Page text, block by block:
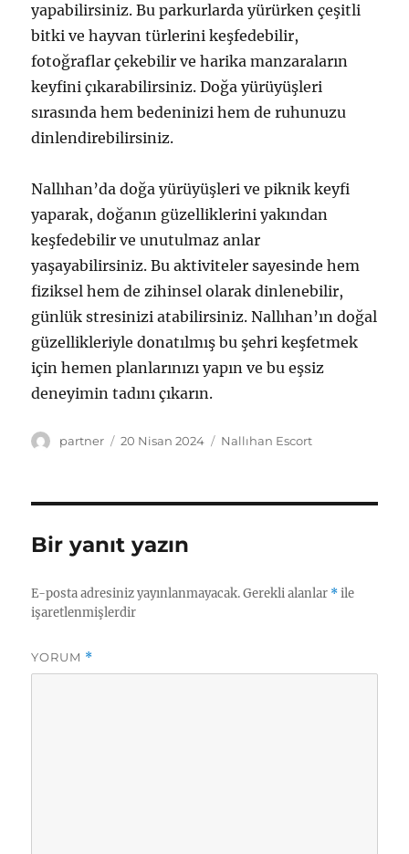
yapabilirsiniz. Bu parkurlarda yürürken çeşitli
bitki ve hayvan türlerini keşfedebilir,
fotoğraflar çekebilir ve harika manzaraların
keyfini çıkarabilirsiniz. Doğa yürüyüşleri
sırasında hem bedeninizi hem de ruhunuzu
dinlendirebilirsiniz.
Nallıhan’da doğa yürüyüşleri ve piknik keyfi
yaparak, doğanın güzelliklerini yakından
keşfedebilir ve unutulmaz anlar
yaşayabilirsiniz. Bu aktiviteler sayesinde hem
fiziksel hem de zihinsel olarak dinlenebilir,
günlük stresinizi atabilirsiniz. Nallıhan’ın doğal
güzellikleriyle donatılmış bu şehri keşfetmek
için hemen planlarınızı yapın ve bu eşsiz
deneyimin tadını çıkarın.
Yazar
partner
Yayın
20 Nisan 2024 Kategoriler
Nallıhan Escort
Bir yanıt yazın
E-posta adresiniz yayınlanmayacak. Gerekli alanlar *ile
işaretlenmişlerdir
YORUM *